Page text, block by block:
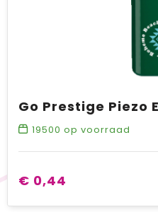
19500 op voorraad
€ 0,44